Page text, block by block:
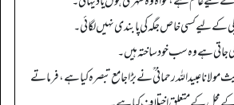
کے لیے کسی خاص جگہ کی پابندی نہیں لگائی۔
ہے وہ سب خود ساختہ ہیں۔
عبیداللہ رحمانی ؒ نے بڑا جامع تبصرہ کیا ہے، فرماتے